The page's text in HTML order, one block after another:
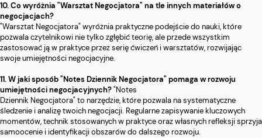
10. Co wyróżnia "Warsztat Negocjatora" na tle innych materiałów o
negocjacjach?
"Warsztat Negocjatora" wyróżnia praktyczne podejście do nauki, które
pozwala czytelnikowi nie tylko zgłębić teorię, ale przede wszystkim
zastosować ją w praktyce przez serię ćwiczeń i warsztatów, rozwijając
swoje umiejętności negocjacyjne.
11. W jaki sposób "Notes Dziennik Negocjatora" pomaga w rozwoju
umiejętności negocjacyjnych?"Notes
Dziennik Negocjatora" to narzędzie, które pozwala na systematyczne
śledzenie i analizę twoich negocjacji. Regularne zapisywanie kluczowych
momentów, technik stosowanych w praktyce oraz własnych refleksji sprzyja
samoocenie i identyfikacji obszarów do dalszego rozwoju.